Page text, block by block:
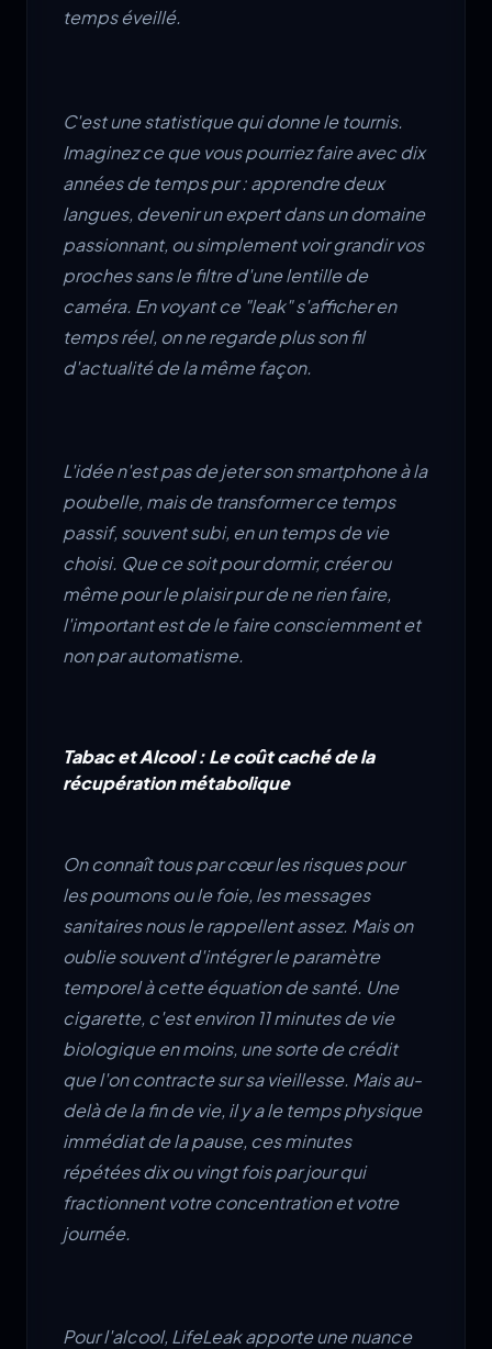
temps éveillé.
C'est une statistique qui donne le tournis.
Imaginez ce que vous pourriez faire avec dix
années de temps pur : apprendre deux
langues, devenir un expert dans un domaine
passionnant, ou simplement voir grandir vos
proches sans le filtre d'une lentille de
caméra. En voyant ce "leak" s'afficher en
temps réel, on ne regarde plus son fil
d'actualité de la même façon.
L'idée n'est pas de jeter son smartphone à la
poubelle, mais de transformer ce temps
passif, souvent subi, en un temps de vie
choisi. Que ce soit pour dormir, créer ou
même pour le plaisir pur de ne rien faire,
l'important est de le faire consciemment et
non par automatisme.
Tabac et Alcool : Le coût caché de la
récupération métabolique
On connaît tous par cœur les risques pour
les poumons ou le foie, les messages
sanitaires nous le rappellent assez. Mais on
oublie souvent d'intégrer le paramètre
temporel à cette équation de santé. Une
cigarette, c'est environ 11 minutes de vie
biologique en moins, une sorte de crédit
que l'on contracte sur sa vieillesse. Mais au-
delà de la fin de vie, il y a le temps physique
immédiat de la pause, ces minutes
répétées dix ou vingt fois par jour qui
fractionnent votre concentration et votre
journée.
Pour l'alcool, LifeLeak apporte une nuance